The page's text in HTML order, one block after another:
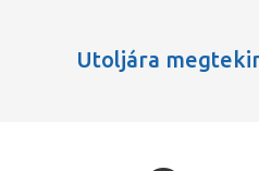
Utoljára